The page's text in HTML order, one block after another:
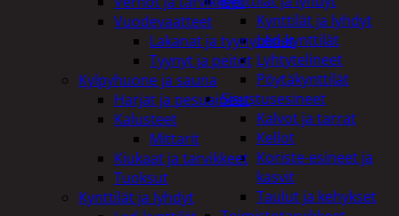
Kynttilät ja lyhdyt
Led-kynttilät
Lyhtytelineet
Pöytäkynttilät
Sisustusesineet
Kalvot ja tarrat
Kellot
Koriste-esineet ja
kasvit
Taulut ja kehykset
Vuodevaatteet
Lakanat ja tyynynlinat
Tyynyt ja peitot
Kylpyhuone ja sauna
Harjat ja pesuaineet
Kalusteet
Mittarit
Kiukaat ja tarvikkeet
Tuoksut
Kynttilät ja lyhdyt